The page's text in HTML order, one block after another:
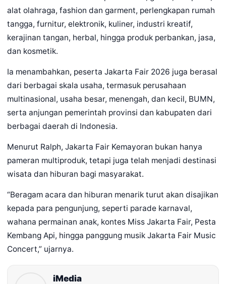
alat olahraga, fashion dan garment, perlengkapan rumah
tangga, furnitur, elektronik, kuliner, industri kreatif,
kerajinan tangan, herbal, hingga produk perbankan, jasa,
dan kosmetik.
Ia menambahkan, peserta Jakarta Fair 2026 juga berasal
dari berbagai skala usaha, termasuk perusahaan
multinasional, usaha besar, menengah, dan kecil, BUMN,
serta anjungan pemerintah provinsi dan kabupaten dari
berbagai daerah di Indonesia.
Menurut Ralph, Jakarta Fair Kemayoran bukan hanya
pameran multiproduk, tetapi juga telah menjadi destinasi
wisata dan hiburan bagi masyarakat.
“Beragam acara dan hiburan menarik turut akan disajikan
kepada para pengunjung, seperti parade karnaval,
wahana permainan anak, kontes Miss Jakarta Fair, Pesta
Kembang Api, hingga panggung musik Jakarta Fair Music
Concert,” ujarnya.
iMedia